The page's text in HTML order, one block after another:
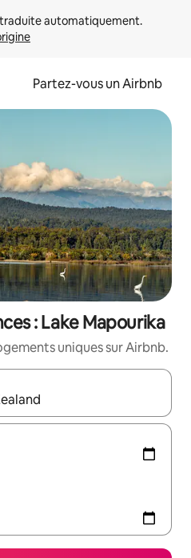
Partez-vous un Airbnb
: Lake Mapourika
uniques sur Airbnb.
parcourez-les en utilisant